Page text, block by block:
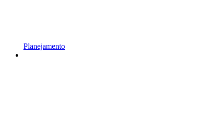
Planejamento